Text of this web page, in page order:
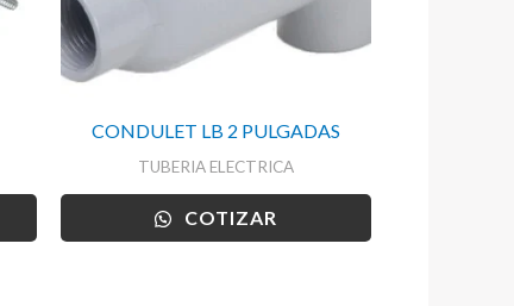
CONDULET LB 2 PULGADAS
TUBERIA ELECTRICA
COTIZAR